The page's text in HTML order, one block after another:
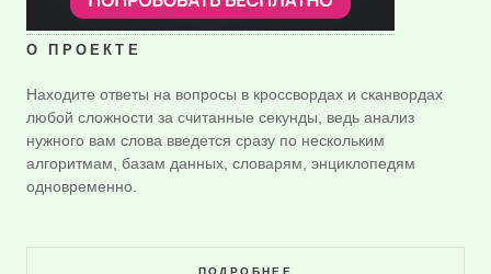
О ПРОЕКТЕ
Находите ответы на вопросы в кроссвордах и сканвордах
любой сложности за считанные секунды, ведь анализ
нужного вам слова введется сразу по нескольким
алгоритмам, базам данных, словарям, энциклопедям
одновременно.